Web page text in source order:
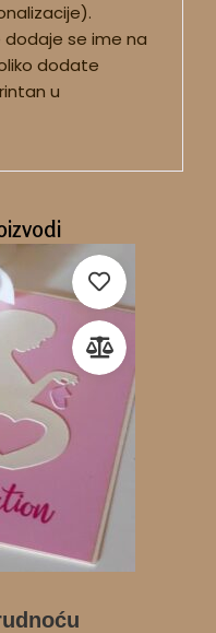
se ime na
dodate
u